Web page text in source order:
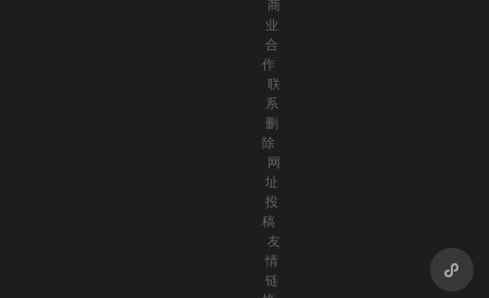
商
业
合
作
联
系
删
除
网
址
投
稿
友
情
链